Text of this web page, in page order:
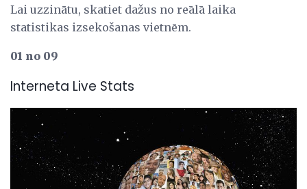
Lai uzzinātu, skatiet dažus no reālā laika
statistikas izsekošanas vietnēm.
01 no 09
Interneta Live Stats